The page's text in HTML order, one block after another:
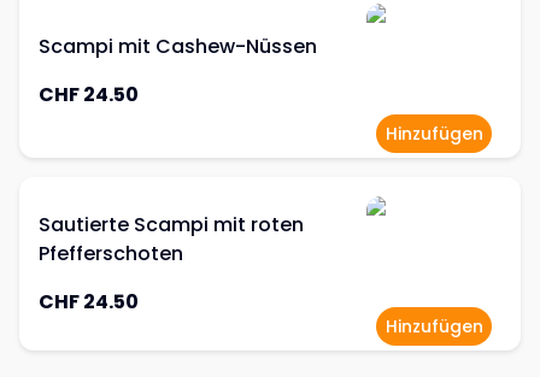
Scampi mit Cashew-Nüssen
CHF 24.50
Hinzufügen
Sautierte Scampi mit roten
Pfefferschoten
CHF 24.50
Hinzufügen